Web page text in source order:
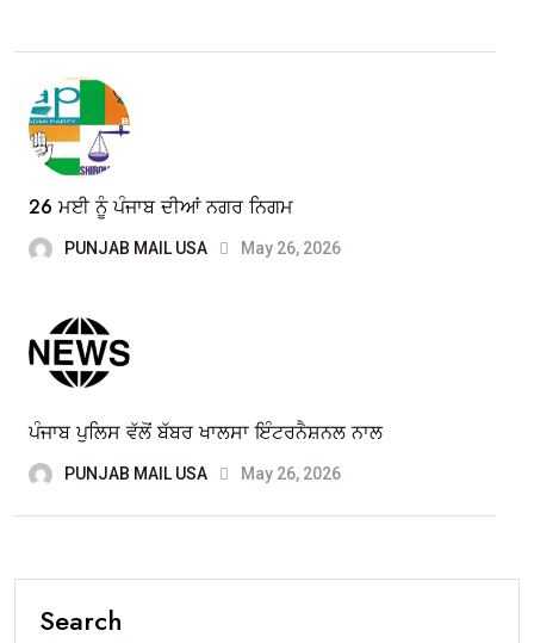
26 ਮਈ ਨੂੰ ਪੰਜਾਬ ਦੀਆਂ ਨਗਰ ਨਿਗਮ
PUNJAB MAIL USA May 26, 2026
ਪੰਜਾਬ ਪੁਲਿਸ ਵੱਲੋਂ ਬੱਬਰ ਖਾਲਸਾ ਇੰਟਰਨੈਸ਼ਨਲ ਨਾਲ
PUNJAB MAIL USA May 26, 2026
Search